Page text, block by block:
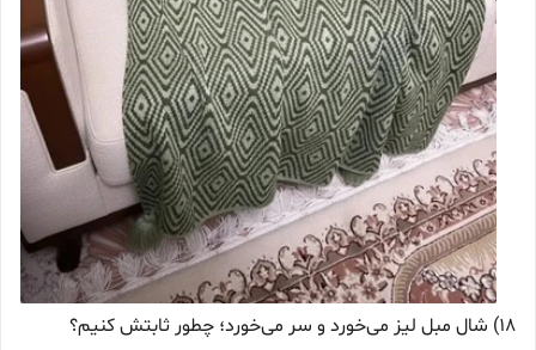
18) شال مبل لیز می‌خورد و سر می‌خورد؛ چطور ثابتش کنیم؟